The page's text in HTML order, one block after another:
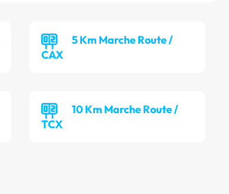
5 Km Marche Route /
CAX
10 Km Marche Route /
TCX